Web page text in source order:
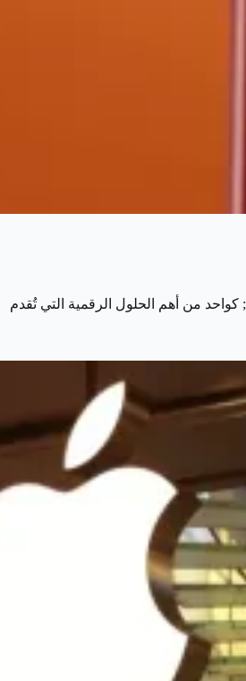
مع التطور التكنولوجي المتسارع، يبحث الأفراد اليوم عن طرق مريحة وسريعة لتلبية احتياجاتهم المختلفة، ومنها الخدمات العقارية، ويأتي تطبيق &#8220;وصلت&#8221; كواحد من أهم الحلول الرقمية التي تُقدم